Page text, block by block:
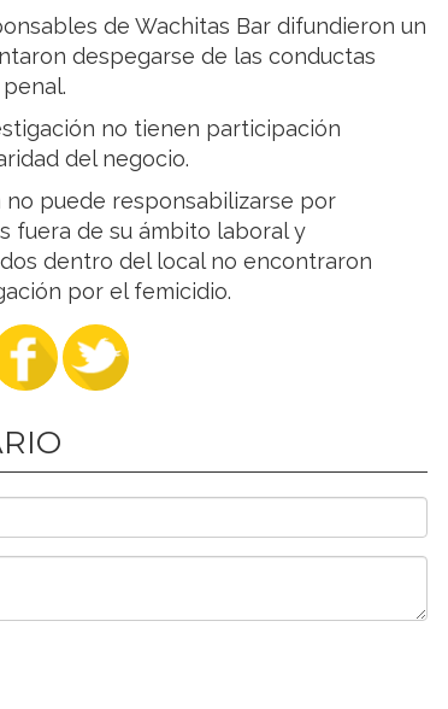
de Wachitas Bar difundieron un
despegarse de las conductas
no tienen participación
del negocio.
puede responsabilizarse por
fuera de su ámbito laboral y
dentro del local no encontraron
por el femicidio.